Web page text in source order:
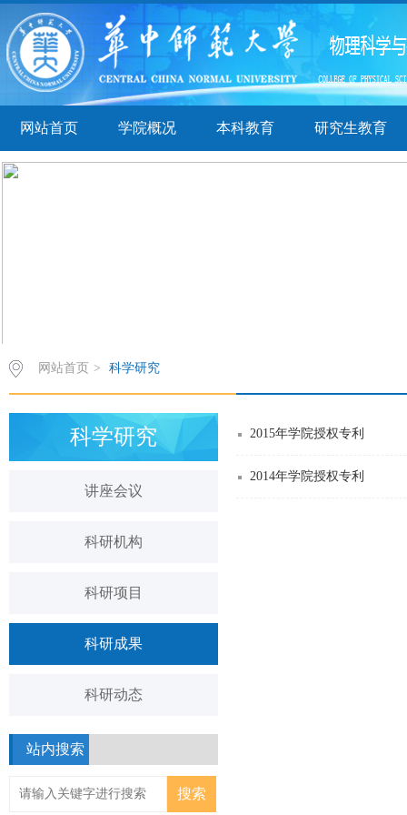
网站首页 学院概况 本科教育 研究生教育
网站首页 > 科学研究
科学研究
讲座会议
科研机构
科研项目
科研成果
科研动态
站内搜索
2015年学院授权专利
2014年学院授权专利